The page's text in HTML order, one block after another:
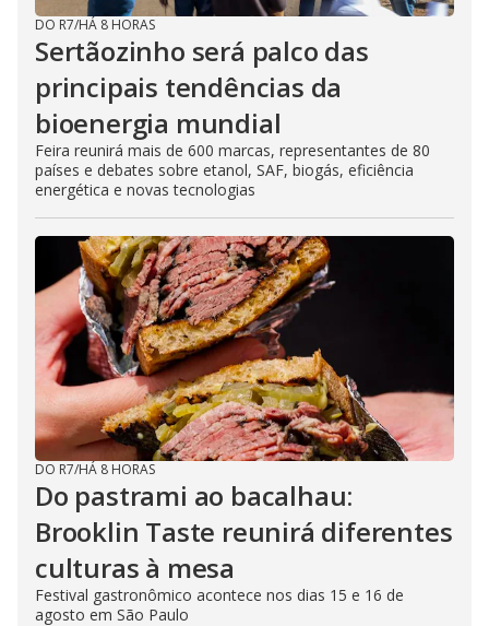
DO R7/HÁ 8 HORAS
Sertãozinho será palco das
principais tendências da
bioenergia mundial
Feira reunirá mais de 600 marcas, representantes de 80
países e debates sobre etanol, SAF, biogás, eficiência
energética e novas tecnologias
DO R7/HÁ 8 HORAS
Do pastrami ao bacalhau:
Brooklin Taste reunirá diferentes
culturas à mesa
Festival gastronômico acontece nos dias 15 e 16 de
agosto em São Paulo